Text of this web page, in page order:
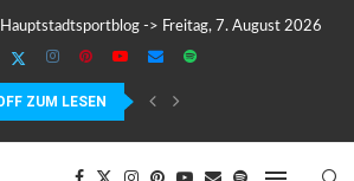
-> Freitag, 7. August 2026
ZUM LESEN
– LEICHT, SCHNELL...